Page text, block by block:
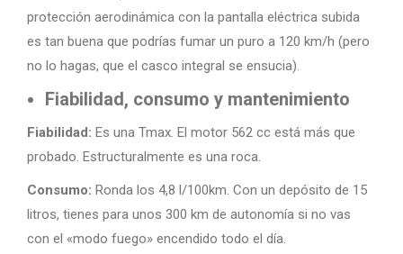
protección aerodinámica con la pantalla eléctrica subida
es tan buena que podrías fumar un puro a 120 km/h (pero
no lo hagas, que el casco integral se ensucia).
Fiabilidad, consumo y mantenimiento
Fiabilidad: Es una Tmax. El motor 562 cc está más que
probado. Estructuralmente es una roca.
Consumo: Ronda los 4,8 l/100km. Con un depósito de 15
litros, tienes para unos 300 km de autonomía si no vas
con el «modo fuego» encendido todo el día.